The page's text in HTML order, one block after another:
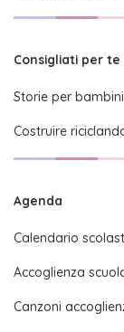
Consigliati per te
Storie per bambini
Costruire
Agenda
Calendario
Accoglienza
Canzoni